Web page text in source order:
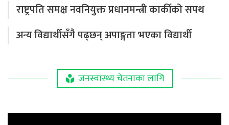
राष्ट्रपति समक्ष नवनियुक्त प्रधानमन्त्री कार्कीको सपथ
अन्य विद्यार्थीसँगै पढ्छन् अपाङ्गता भएका विद्यार्थी
जनस्वास्थ्य चेतनाका लागि